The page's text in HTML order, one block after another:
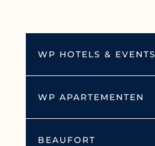
WP HOTELS & EVENTS
WP APARTEMENTEN
BEAUFORT